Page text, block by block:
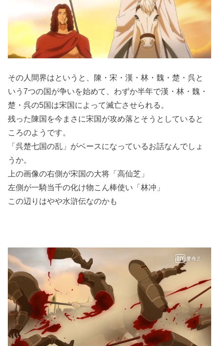
その人間界はというと、陳・宋・漢・林・魏・楚・呉と
いう7つの国が争いを始めて、わずか半年で漢・林・魏・
楚・呉の5国は宋国によって滅亡させられる。
残った陳国を今まさに宋国が攻め落とそうとしていると
ころのようです。
「呉楚七国の乱」がベースになっているお話なんでしょ
うか。
上の画像の右側が宋国の大将「高仙芝」
左側が一騎当千の化け物こん棒使い「林冲」
この辺りはやや水滸伝なのかも